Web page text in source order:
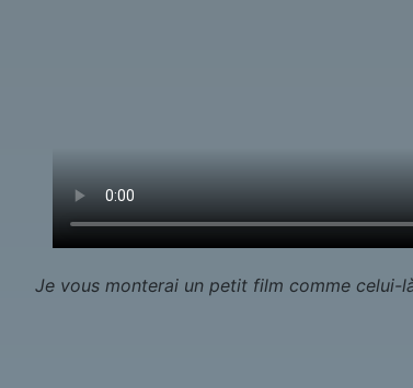
Je vous monterai un petit film comme celui-